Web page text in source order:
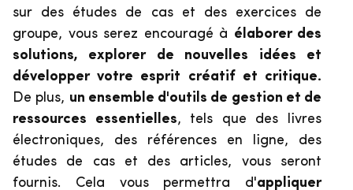
sur des études de cas et des exercices de
groupe, vous serez encouragé à élaborer des
solutions, explorer de nouvelles idées et
développer votre esprit créatif et critique.
De plus, un ensemble d'outils de gestion et de
ressources essentielles, tels que des livres
électroniques, des références en ligne, des
études de cas et des articles, vous seront
fournis. Cela vous permettra d'appliquer